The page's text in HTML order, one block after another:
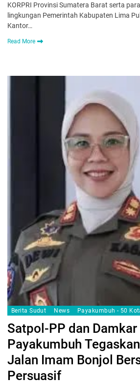
KORPRI Provinsi Sumatera Barat serta
lingkungan Pemerintah Kabupaten Lima
Kantor…
Read More
Berita Sudut News Payakumbuh - 50
Satpol-PP dan Damkar
Payakumbuh
Jalan Imam Bonjol
Persuasif